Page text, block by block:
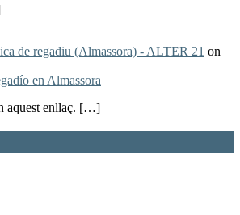
de regadiu (Almassora) - ALTER 21 on
en Almassora
aquest enllaç. […]